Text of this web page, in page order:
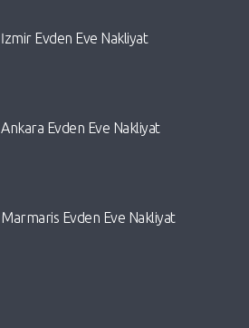
İzmir Evden Eve Nakliyat
Ankara Evden Eve Nakliyat
Marmaris Evden Eve Nakliyat